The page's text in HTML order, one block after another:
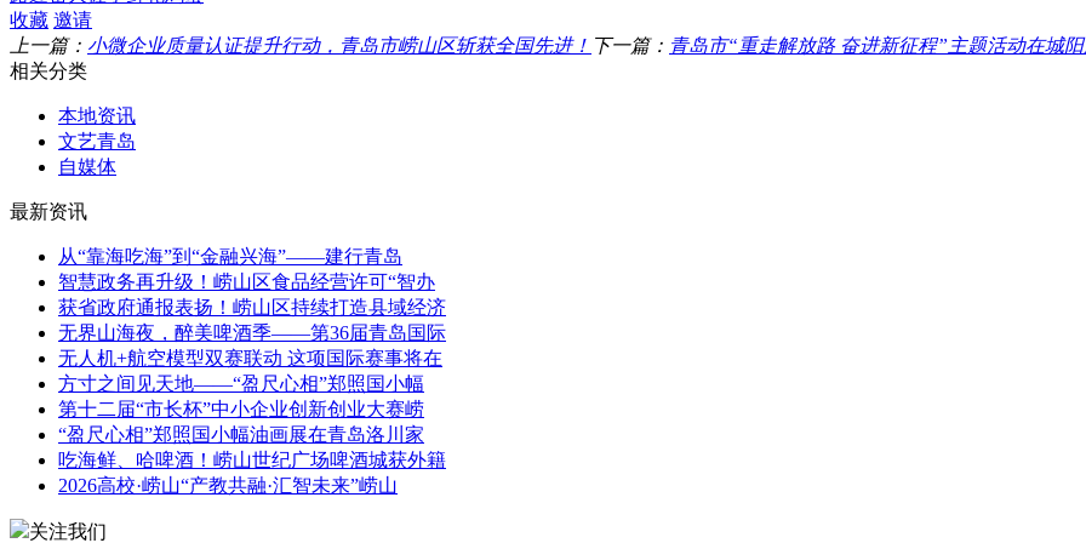
收藏 邀请
上一篇： 小微企业质量认证提升行动，青岛市崂山区斩获全国先进！ 下一篇： 青岛市“重走解放路 奋进新征程”主题活动在城
相关分类
本地资讯
文艺青岛
自媒体
最新资讯
从“靠海吃海”到“金融兴海”——建行青岛
智慧政务再升级！崂山区食品经营许可“智办
获省政府通报表扬！崂山区持续打造县域经济
无界山海夜，醉美啤酒季——第36届青岛国际
无人机+航空模型双赛联动 这项国际赛事将在
方寸之间见天地——“盈尺心相”郑照国小幅
第十二届“市长杯”中小企业创新创业大赛崂
“盈尺心相”郑照国小幅油画展在青岛洛川家
吃海鲜、哈啤酒！崂山世纪广场啤酒城获外籍
2026高校·崂山“产教共融·汇智未来”崂山
关注我们